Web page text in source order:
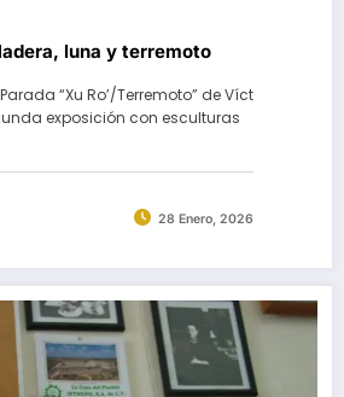
luna y terremoto
“Xu Ro’/Terremoto” de Víct
exposición con esculturas
28 Enero, 2026